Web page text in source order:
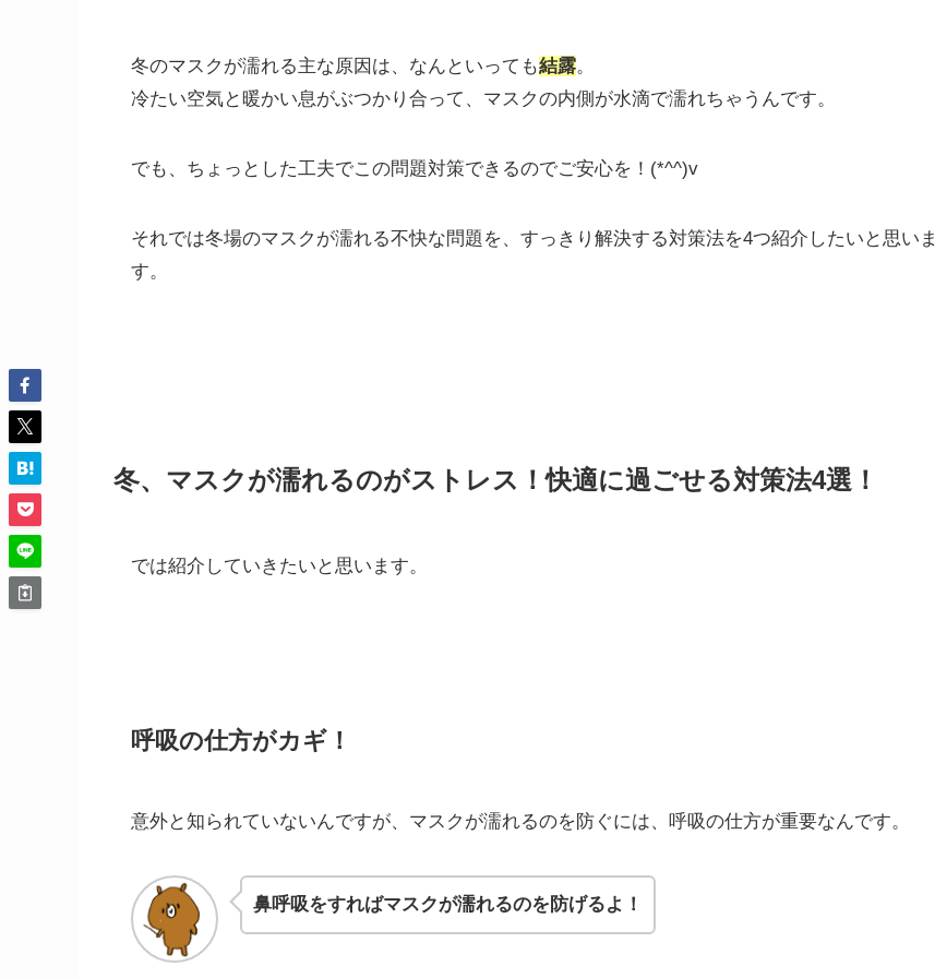
冬のマスクが濡れる主な原因は、なんといっても結露。
冷たい空気と暖かい息がぶつかり合って、マスクの内側が水滴で濡れちゃうんです。
でも、ちょっとした工夫でこの問題対策できるのでご安心を！(*^^)v
それでは冬場のマスクが濡れる不快な問題を、すっきり解決する対策法を4つ紹介したいと思いま
す。
冬、マスクが濡れるのがストレス！快適に過ごせる対策法4選！
では紹介していきたいと思います。
呼吸の仕方がカギ！
意外と知られていないんですが、マスクが濡れるのを防ぐには、呼吸の仕方が重要なんです。
鼻呼吸をすればマスクが濡れるのを防げるよ！